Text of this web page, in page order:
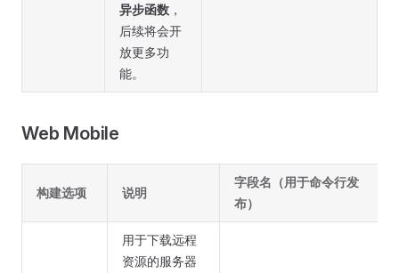
异步函数 ，
后续将会开
放更多功
能。
Web Mobile
构建选项 说明
字段名（用于命令行发
布）
用于下载远程
资源的服务器